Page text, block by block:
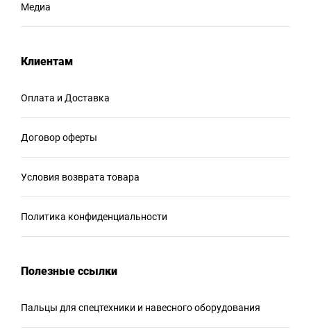
Медиа
Клиентам
Оплата и Доставка
Договор оферты
Условия возврата товара
Политика конфиденциальности
Полезные ссылки
Пальцы для спецтехники и навесного оборудования